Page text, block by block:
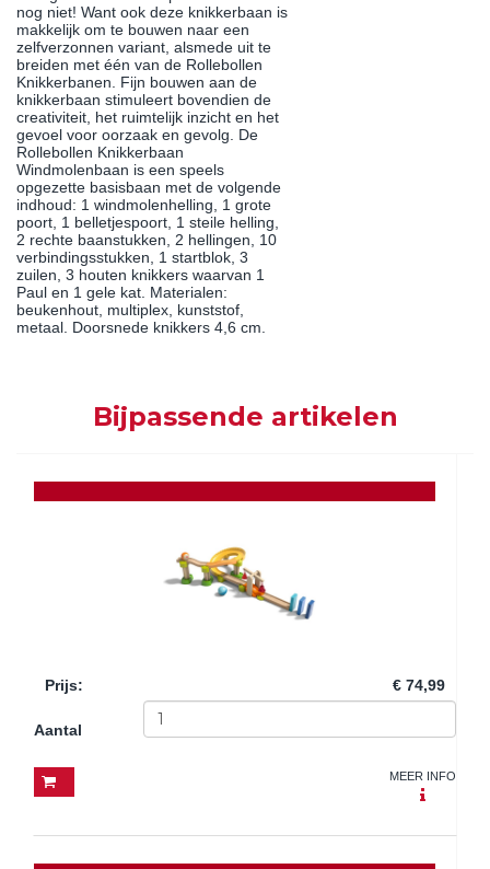
nog niet! Want ook deze knikkerbaan is
makkelijk om te bouwen naar een
zelfverzonnen variant, alsmede uit te
breiden met één van de Rollebollen
Knikkerbanen. Fijn bouwen aan de
knikkerbaan stimuleert bovendien de
creativiteit, het ruimtelijk inzicht en het
gevoel voor oorzaak en gevolg. De
Rollebollen Knikkerbaan
Windmolenbaan is een speels
opgezette basisbaan met de volgende
indhoud: 1 windmolenhelling, 1 grote
poort, 1 belletjespoort, 1 steile helling,
2 rechte baanstukken, 2 hellingen, 10
verbindingsstukken, 1 startblok, 3
zuilen, 3 houten knikkers waarvan 1
Paul en 1 gele kat. Materialen:
beukenhout, multiplex, kunststof,
metaal. Doorsnede knikkers 4,6 cm.
Bijpassende artikelen
Prijs: € 74,99
Aantal
MEER INFO